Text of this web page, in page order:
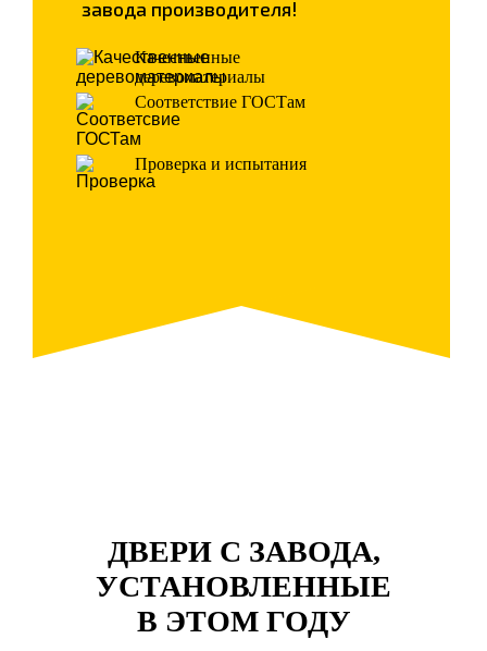
завода производителя!
Качественные
деревоматериалы
Соответствие ГОСТам
Проверка и испытания
ДВЕРИ С ЗАВОДА,
УСТАНОВЛЕННЫЕ
В ЭТОМ ГОДУ